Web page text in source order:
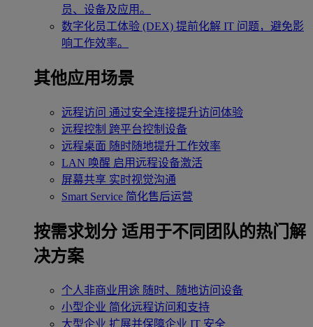
员、设备及应用。
数字化员工体验 (DEX) 提前化解 IT 问题，避免影
响工作效率。
其他应用场景
远程访问 通过安全连接提升访问体验
远程控制 跨平台控制设备
远程桌面 随时随地提升工作效率
LAN 唤醒 启用远程设备激活
屏幕共享 实时视觉沟通
Smart Service 简化售后运营
按需求划分 适用于不同团队的热门解
决方案
个人非商业用途 随时、随地访问设备
小型企业 简化远程访问和支持
大型企业 扩展并保障企业 IT 安全